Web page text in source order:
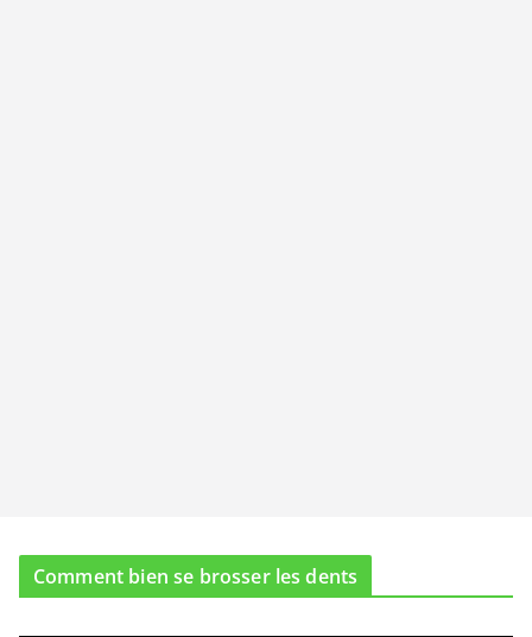
Comment bien se brosser les dents